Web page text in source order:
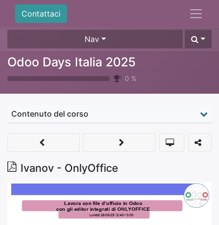
Contattaci
Nav
Odoo Days Italia 2025
0 %
Contenuto del corso
Ivanov - OnlyOffice